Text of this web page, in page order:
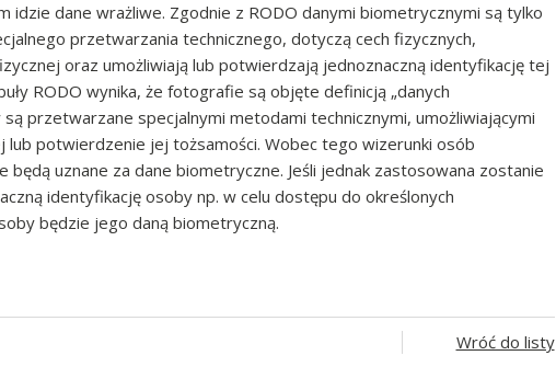
idzie dane wrażliwe. Zgodnie z RODO danymi biometrycznymi są tylko
przetwarzania technicznego, dotyczą cech fizycznych,
oraz umożliwiają lub potwierdzają jednoznaczną identyfikację tej
RODO wynika, że fotografie są objęte definicją „danych
przetwarzane specjalnymi metodami technicznymi, umożliwiającymi
potwierdzenie jej tożsamości. Wobec tego wizerunki osób
uznane za dane biometryczne. Jeśli jednak zastosowana zostanie
identyfikację osoby np. w celu dostępu do określonych
będzie jego daną biometryczną.
Wróć do listy